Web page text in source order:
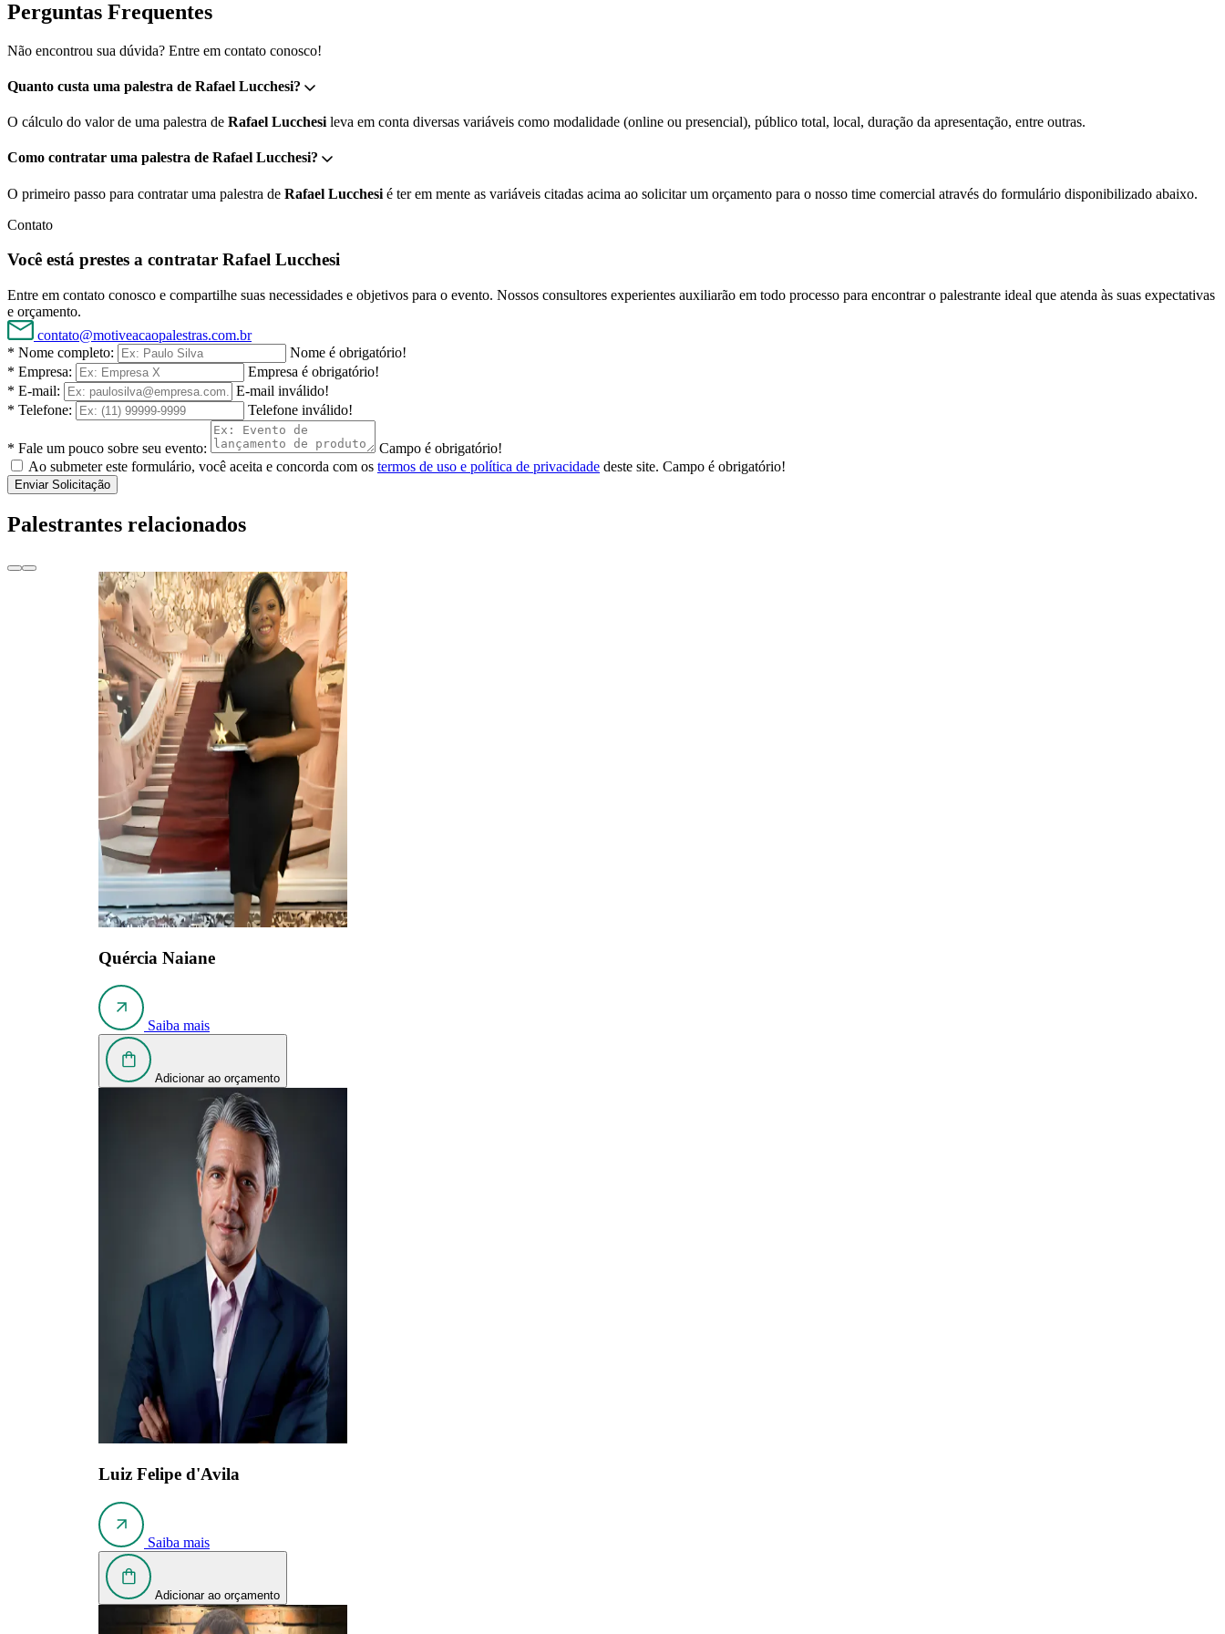
Perguntas Frequentes
Não encontrou sua dúvida? Entre em contato conosco!
Quanto custa uma palestra de Rafael Lucchesi?
O cálculo do valor de uma palestra de Rafael Lucchesi leva em conta diversas variáveis como modalidade (online ou presencial), público total, local, duração da apresentação, entre outras.
Como contratar uma palestra de Rafael Lucchesi?
O primeiro passo para contratar uma palestra de Rafael Lucchesi é ter em mente as variáveis citadas acima ao solicitar um orçamento para o nosso time comercial através do formulário disponibilizado abaixo.
Contato
Você está prestes a contratar Rafael Lucchesi
Entre em contato conosco e compartilhe suas necessidades e objetivos para o evento. Nossos consultores experientes auxiliarão em todo processo para encontrar o palestrante ideal que atenda às suas expectativas
e orçamento.
contato@motiveacaopalestras.com.br
* Nome completo:
Nome é obrigatório!
* Empresa:
Empresa é obrigatório!
* E-mail:
E-mail inválido!
* Telefone:
Telefone inválido!
* Fale um pouco sobre seu evento:
Campo é obrigatório!
Ao submeter este formulário, você aceita e concorda com os termos de uso e política de privacidade deste site. Campo é obrigatório!
Enviar Solicitação
Palestrantes relacionados
Quércia Naiane
Saiba mais
Adicionar ao orçamento
Luiz Felipe d'Avila
Saiba mais
Adicionar ao orçamento